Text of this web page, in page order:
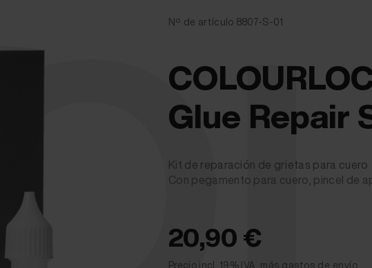
Nº de artículo 8807-S-01
Glue Repair
Kit de reparación de grietas para cuero
Con pegamento para cuero, pincel de
20,90 €
Precio incl. 19% IVA. más gastos de envío